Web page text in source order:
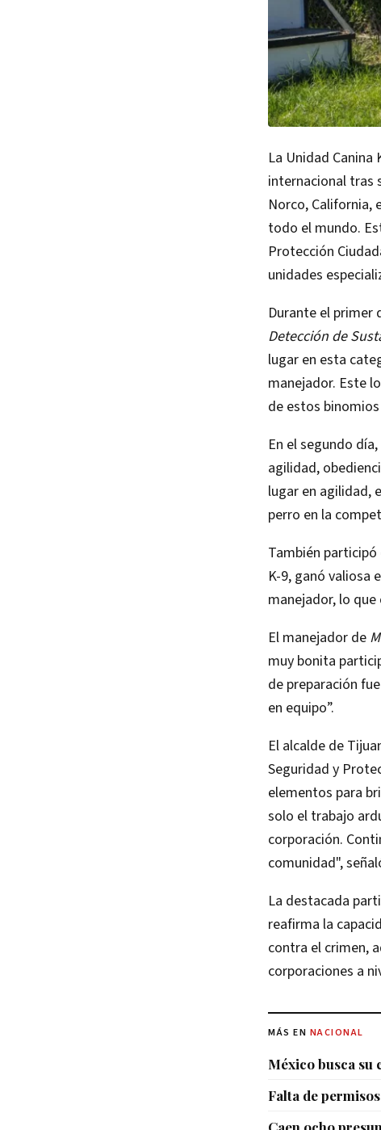
La Unidad
internacional tras
Norco, California,
todo el mundo.
Protección
unidades
Durante el primer
Detección de
lugar en esta
manejador. Este
de estos
En el segundo
agilidad,
lugar en agilidad,
perro en la
También participó
K-9, ganó valiosa
manejador, lo
El manejador de
muy bonita
de preparación
en equipo”.
El alcalde de
Seguridad y
elementos para
solo el trabajo
corporación.
comunidad",
La destacada
reafirma la
contra el crimen,
corporaciones a
MÁS EN NACIONAL
México busca su
Falta de